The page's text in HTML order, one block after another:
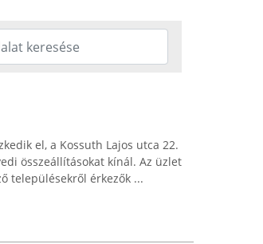
el, a Kossuth Lajos utca 22.
összeállításokat kínál. Az üzlet
településekről érkezők ...